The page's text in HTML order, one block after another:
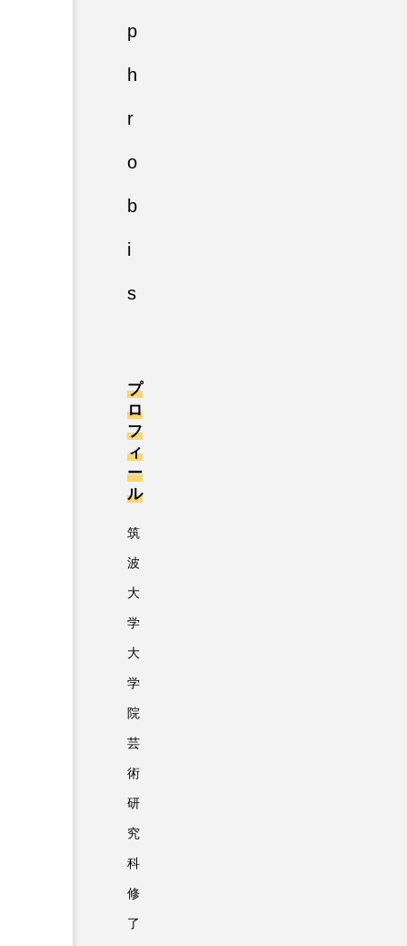
p
h
r
o
b
i
s
プ
ロ
フ
ィ
ー
ル
筑
波
大
学
大
学
院
芸
術
研
究
科
修
了